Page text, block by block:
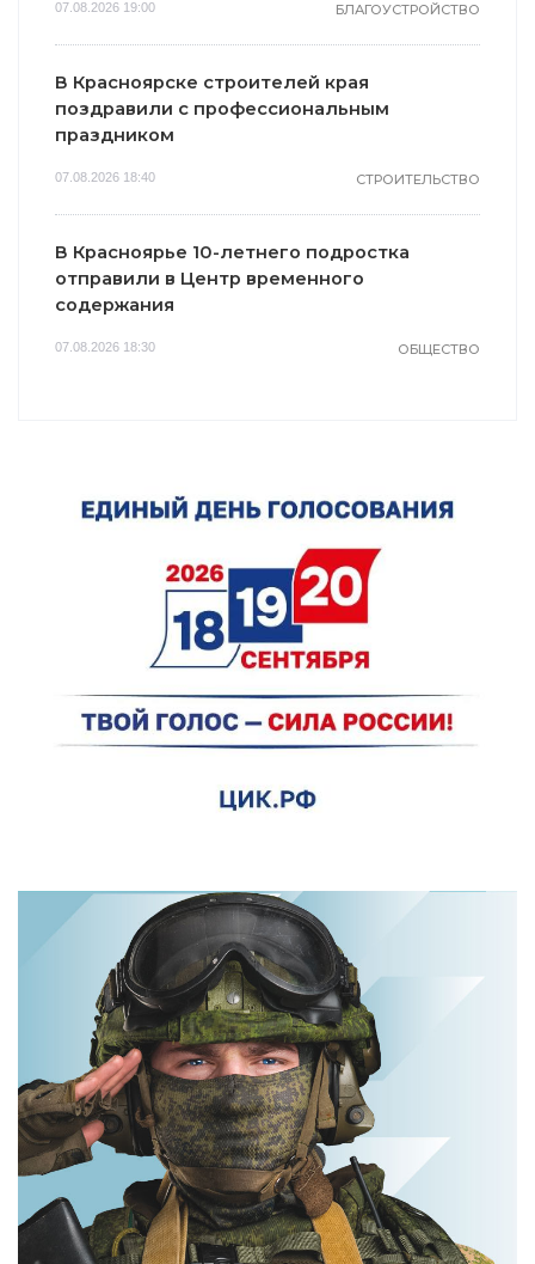
07.08.2026 19:00 БЛАГОУСТРОЙСТВО
В Красноярске строителей края
поздравили с профессиональным
праздником
07.08.2026 18:40 СТРОИТЕЛЬСТВО
В Красноярье 10-летнего подростка
отправили в Центр временного
содержания
07.08.2026 18:30 ОБЩЕСТВО